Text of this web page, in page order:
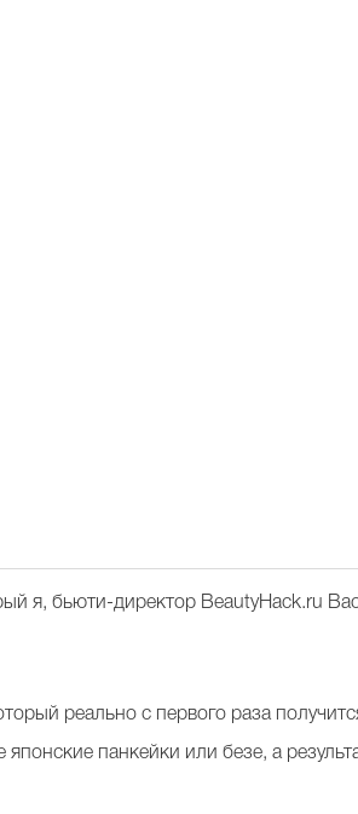
я, бьюти-директор BeautyHack.ru
реально с первого раза
панкейки или безе, а